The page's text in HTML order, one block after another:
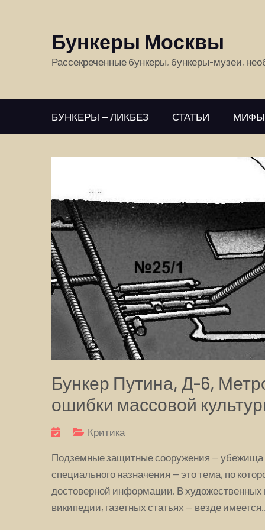
Бункеры Москвы
Рассекреченные бункеры, бункеры-музеи,
БУНКЕРЫ — ЛИКБЕЗ СТАТЬИ МИФЫ
Бункер Путина, Д-6,
ошибки массовой
Критика
Подземные защитные сооружения — убежища
специального назначения — это тема, по
достоверной информации. В
википедии, газетных статьях — везде имеется…